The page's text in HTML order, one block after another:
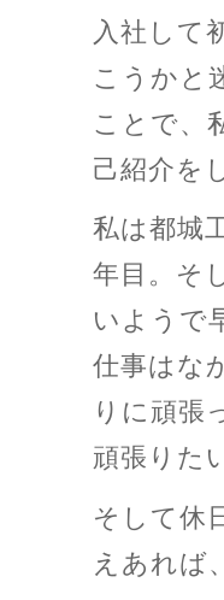
入社して
こうかと
ことで、
己紹介を
私は都城
年目。そ
いようで
仕事はな
りに頑張
頑張りた
そして休
えあれば